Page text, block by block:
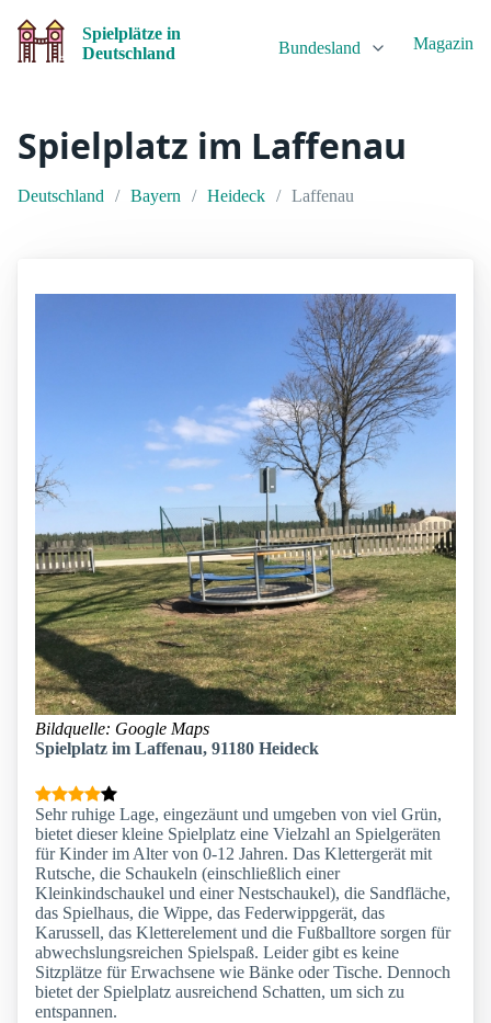
Spielplätze in
Deutschland
Bundesland Magazin
Spielplatz im Laffenau
Deutschland Bayern Heideck Laffenau
Bildquelle: Google Maps
Spielplatz im Laffenau, 91180 Heideck
Sehr ruhige Lage, eingezäunt und umgeben von viel Grün,
bietet dieser kleine Spielplatz eine Vielzahl an Spielgeräten
für Kinder im Alter von 0-12 Jahren. Das Klettergerät mit
Rutsche, die Schaukeln (einschließlich einer
Kleinkindschaukel und einer Nestschaukel), die Sandfläche,
das Spielhaus, die Wippe, das Federwippgerät, das
Karussell, das Kletterelement und die Fußballtore sorgen für
abwechslungsreichen Spielspaß. Leider gibt es keine
Sitzplätze für Erwachsene wie Bänke oder Tische. Dennoch
bietet der Spielplatz ausreichend Schatten, um sich zu
entspannen.